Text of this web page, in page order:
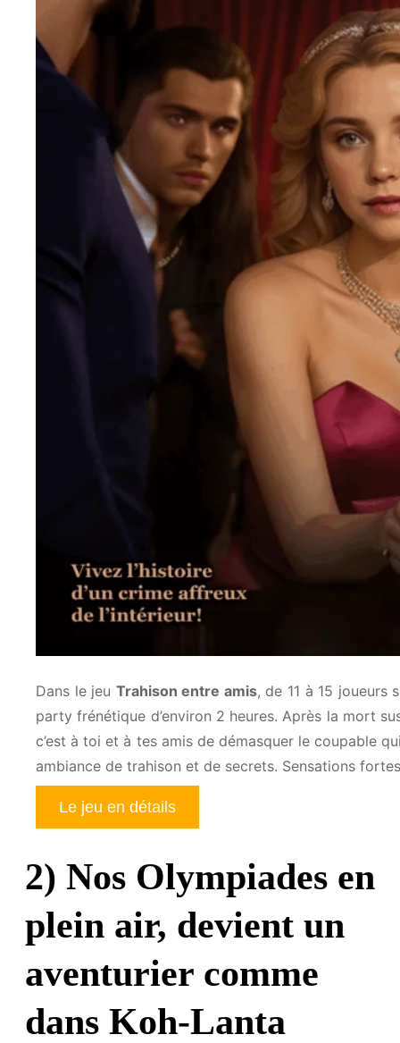
Dans le jeu Trahison entre amis, de 11 à 15 joueurs
party frénétique d’environ 2 heures. Après la mort
c’est à toi et à tes amis de démasquer le coupable
ambiance de trahison et de secrets. Sensations
Le jeu en détails
2) Nos Olympiades en
plein air, devient un
aventurier comme
dans Koh-Lanta